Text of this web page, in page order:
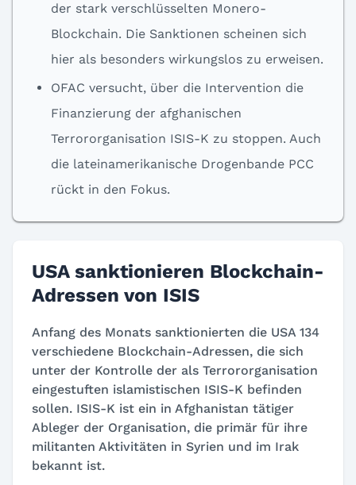
der stark verschlüsselten Monero-
Blockchain. Die Sanktionen scheinen sich
hier als besonders wirkungslos zu erweisen.
OFAC versucht, über die Intervention die
Finanzierung der afghanischen
Terrororganisation ISIS-K zu stoppen. Auch
die lateinamerikanische Drogenbande PCC
rückt in den Fokus.
USA sanktionieren Blockchain-
Adressen von ISIS
Anfang des Monats sanktionierten die USA 134
verschiedene Blockchain-Adressen, die sich
unter der Kontrolle der als Terrororganisation
eingestuften islamistischen ISIS-K befinden
sollen. ISIS-K ist ein in Afghanistan tätiger
Ableger der Organisation, die primär für ihre
militanten Aktivitäten in Syrien und im Irak
bekannt ist.